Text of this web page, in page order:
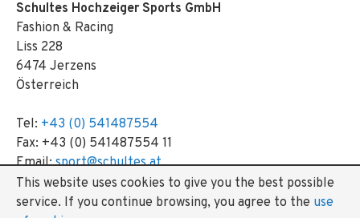
This website uses cookies to give you the best possible
service. If you continue browsing, you agree to the use
Schultes Hochzeiger Sports GmbH
Fashion & Racing
Liss 228
6474 Jerzens
Österreich
Tel: +43 (0) 541487554
Fax: +43 (0) 541487554 11
Email:sport@schultes.at